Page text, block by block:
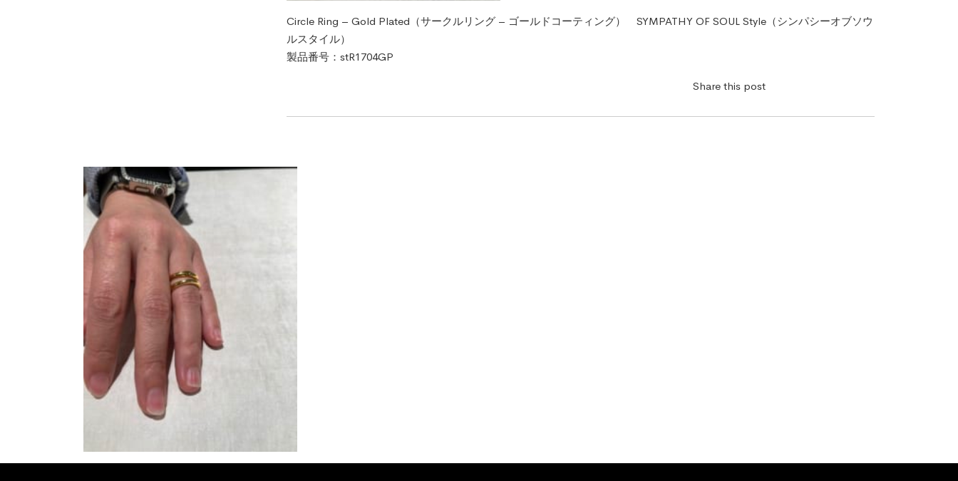
Circle Ring – Gold Plated（サークルリング – ゴールドコーティング） SYMPATHY OF SOUL Style（シンパシーオブソウ
ルスタイル）
製品番号：stR1704GP
Share this post